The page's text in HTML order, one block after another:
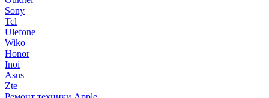
Sony
Tcl
Ulefone
Wiko
Honor
Inoi
Asus
Zte